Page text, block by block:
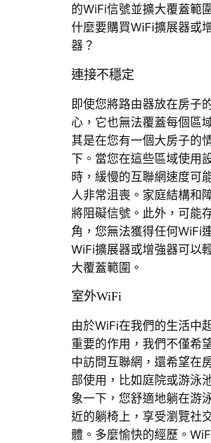
的WiFi信號並擴大覆蓋範
什麼要購買WiFi擴展器或
器？
連接不穩定
即使您將路由器放在房子
心，它也無法覆蓋每個區
其是在您有一個大房子的
下。當您在這些區域使用
時，緩慢的互聯網速度可
人非常沮喪。家庭結構和
將阻礙信號。此外，可能
角，您無法獲得任何WiFi
WiFi擴展器或增強器可以
大覆蓋範圍。
室外WiFi
由於WiFi在我們的生活中
重要的作用，我們不僅希
中訪問互聯網，還希望在
部使用，比如庭院或游泳
象一下，您舒適地躺在游
近的躺椅上，享受瀏覽社
體。多麼愉快的經歷。